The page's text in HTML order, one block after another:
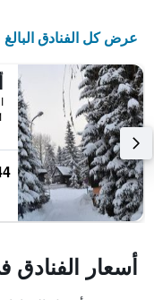
نهاية
الأسبوع
خلال
آخر
3
أيام
التالي
محور
Y
الذي
يعرض
متوسط
سعر
غرفة
عرض كل الفنادق البالغ
أسعار الفنادق